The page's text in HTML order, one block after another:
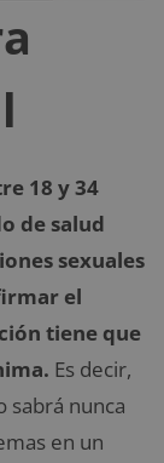
18 y 34
de salud
sexuales
el
tiene que
Es decir,
sabrá nunca
en un